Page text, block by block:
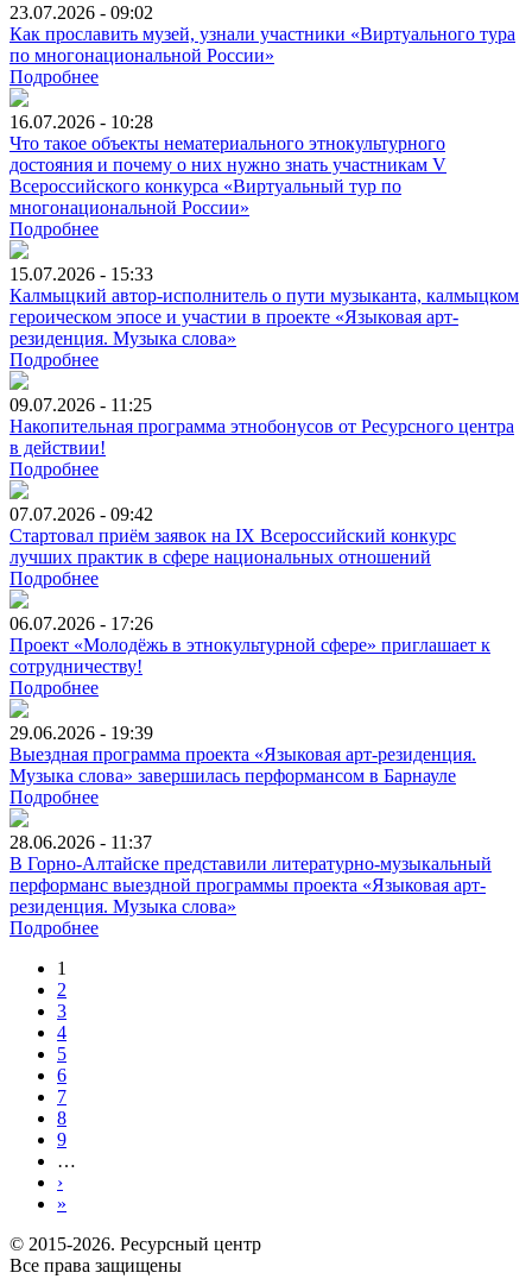
23.07.2026 - 09:02
Как прославить музей, узнали участники «Виртуального тура
по многонациональной России»
Подробнее
16.07.2026 - 10:28
Что такое объекты нематериального этнокультурного
достояния и почему о них нужно знать участникам V
Всероссийского конкурса «Виртуальный тур по
многонациональной России»
Подробнее
15.07.2026 - 15:33
Калмыцкий автор-исполнитель о пути музыканта, калмыцком
героическом эпосе и участии в проекте «Языковая арт-
резиденция. Музыка слова»
Подробнее
09.07.2026 - 11:25
Накопительная программа этнобонусов от Ресурсного центра
в действии!
Подробнее
07.07.2026 - 09:42
Стартовал приём заявок на IX Всероссийский конкурс
лучших практик в сфере национальных отношений
Подробнее
06.07.2026 - 17:26
Проект «Молодёжь в этнокультурной сфере» приглашает к
сотрудничеству!
Подробнее
29.06.2026 - 19:39
Выездная программа проекта «Языковая арт-резиденция.
Музыка слова» завершилась перформансом в Барнауле
Подробнее
28.06.2026 - 11:37
В Горно-Алтайске представили литературно-музыкальный
перформанс выездной программы проекта «Языковая арт-
резиденция. Музыка слова»
Подробнее
1
2
3
4
5
6
7
8
9
…
›
»
© 2015-2026. Ресурсный центр
Все права защищены